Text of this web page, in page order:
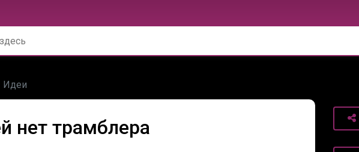
Идеи
нет трамблера